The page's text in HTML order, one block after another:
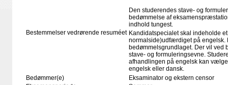
Den studerendes stave- og
bedømmelse af
indhold tungest.
Bestemmelser vedrørende resuméet Kandidatspecialet skal indeholde
normalside)udfærdiget på engelsk.
bedømmelsgrundlaget. Der vil
stave- og formuleringsevne.
afhandlingen på engelsk kan
engelsk eller dansk.
Bedømmer(e)
Eksaminator og ekstern censor